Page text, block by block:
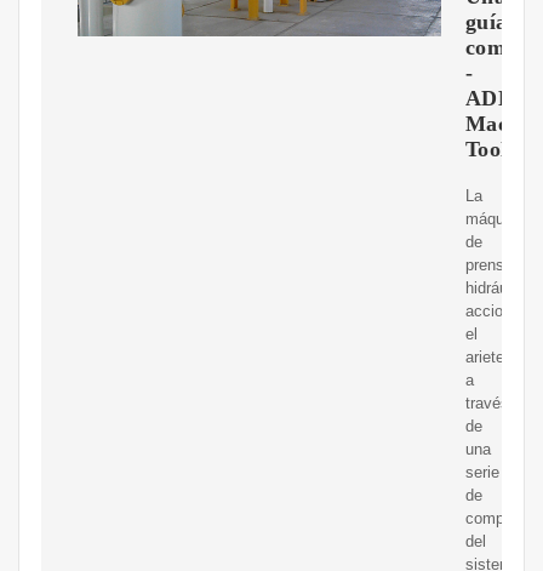
guía
-
ADH
Tool
La
máquina
de
prensa
hidráulica
acciona
el
ariete
a
través
de
una
serie
de
del
sistema